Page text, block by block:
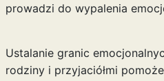
prowadzi do wypalenia
Ustalanie granic
rodziny i przyjaciółmi